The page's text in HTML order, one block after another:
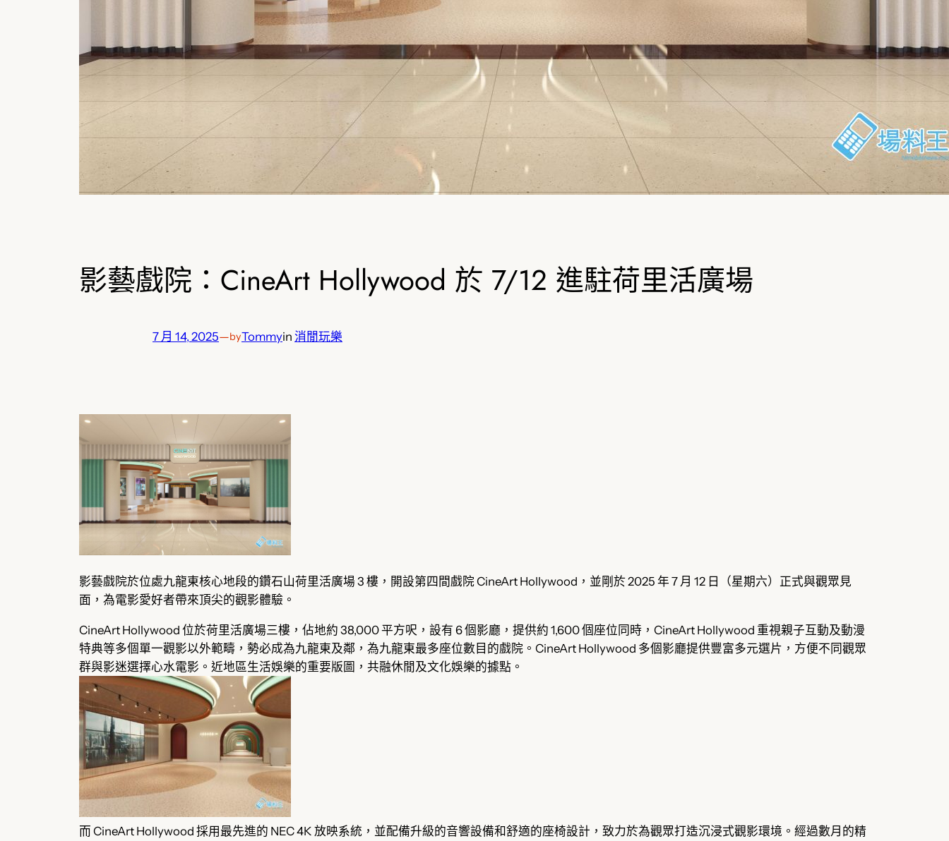
影藝戲院：CineArt Hollywood 於 7/12 進駐荷里活廣場
7 月 14, 2025—byTommyin 消閒玩樂
影藝戲院於位處九龍東核心地段的鑽石山荷里活廣場 3 樓，開設第四間戲院 CineArt Hollywood，並剛於 2025 年 7 月 12 日（星期六）正式與觀眾見
面，為電影愛好者帶來頂尖的觀影體驗。
CineArt Hollywood 位於荷里活廣場三樓，佔地約 38,000 平方呎，設有 6 個影廳，提供約 1,600 個座位同時，CineArt Hollywood 重視親子互動及動漫
特典等多個單一觀影以外範疇，勢必成為九龍東及鄰，為九龍東最多座位數目的戲院。CineArt Hollywood 多個影廳提供豐富多元選片，方便不同觀眾
群與影迷選擇心水電影。近地區生活娛樂的重要版圖，共融休閒及文化娛樂的據點。
而 CineArt Hollywood 採用最先進的 NEC 4K 放映系統，並配備升級的音響設備和舒適的座椅設計，致力於為觀眾打造沉浸式觀影環境。經過數月的精